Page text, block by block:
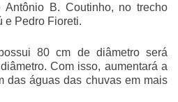
Antônio B. Coutinho, no trecho
e Pedro Fioreti.
80 cm de diâmetro será
Com isso, aumentará a
das águas das chuvas em mais